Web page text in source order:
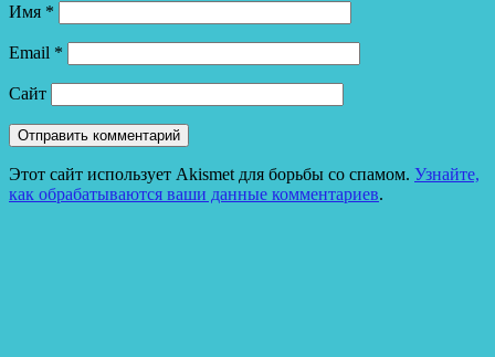
Имя *
Email *
Сайт
Этот сайт использует Akismet для борьбы со спамом. Узнайте,
как обрабатываются ваши данные комментариев.